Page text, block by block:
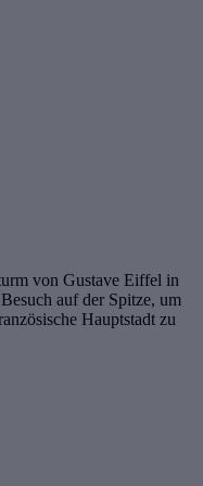
von Gustave Eiffel in
auf der Spitze, um
Hauptstadt zu